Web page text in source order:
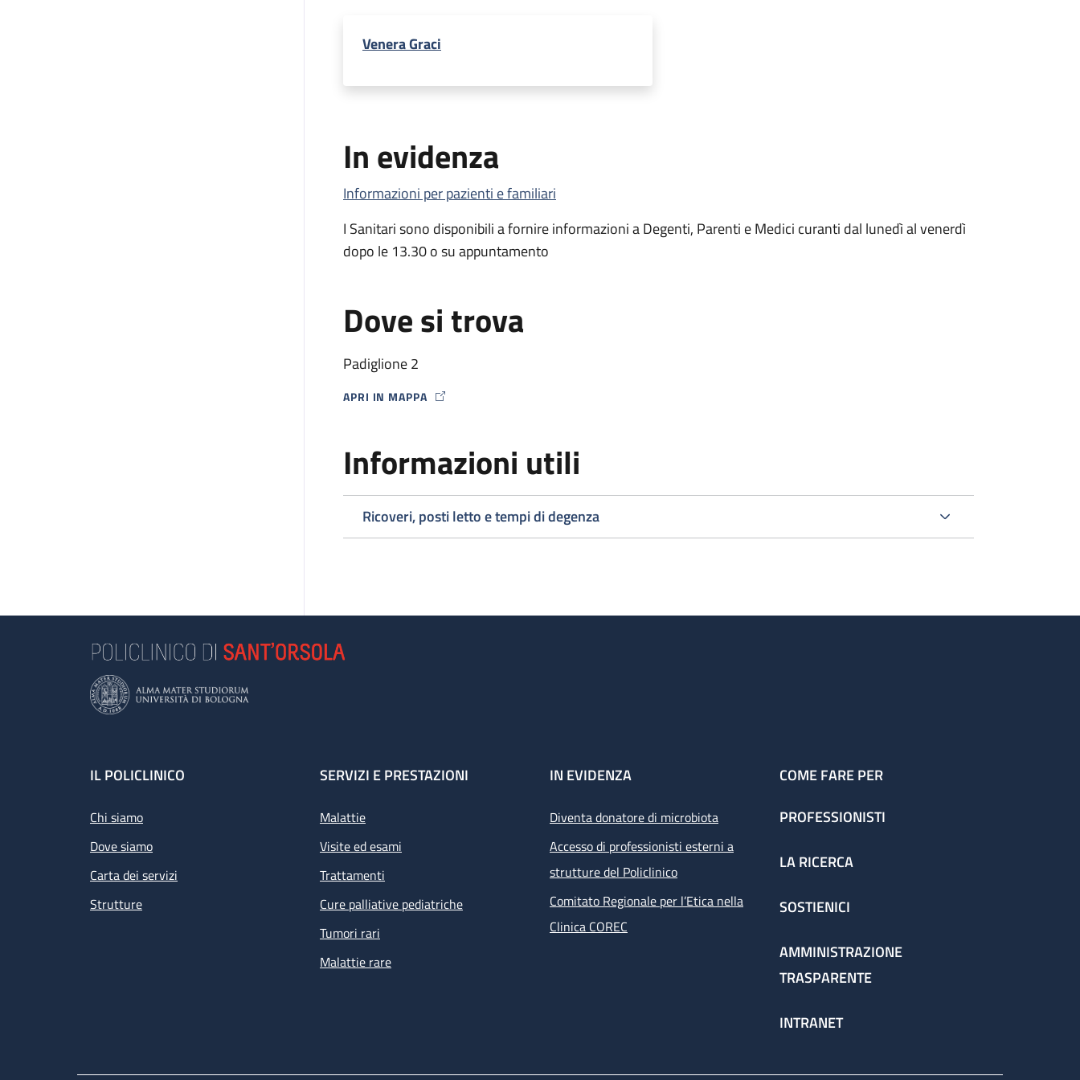
Venera Graci
In evidenza
Informazioni per pazienti e familiari
I Sanitari sono disponibili a fornire informazioni a Degenti, Parenti e Medici curanti dal lunedì al venerdì
dopo le 13.30 o su appuntamento
Dove si trova
Padiglione 2
APRI IN MAPPA
MAP ICON
Informazioni utili
Ricoveri, posti letto e tempi di degenza
Footer
IL POLICLINICO
Chi siamo
Dove siamo
Carta dei servizi
Strutture
SERVIZI E PRESTAZIONI
Malattie
Visite ed esami
Trattamenti
Cure palliative pediatriche
Tumori rari
Malattie rare
IN EVIDENZA
Diventa donatore di microbiota
Accesso di professionisti esterni a
strutture del Policlinico
Comitato Regionale per l’Etica nella
Clinica COREC
COME FARE PER
PROFESSIONISTI
LA RICERCA
SOSTIENICI
AMMINISTRAZIONE
TRASPARENTE
INTRANET